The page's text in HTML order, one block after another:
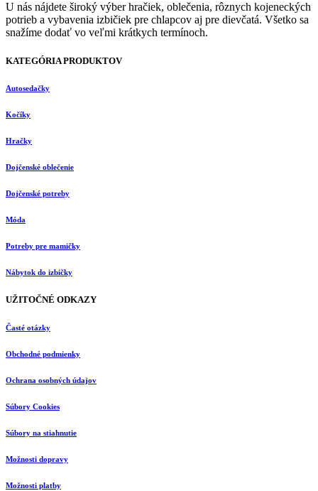
U nás nájdete široký výber hračiek, oblečenia, rôznych kojeneckých
potrieb a vybavenia izbičiek pre chlapcov aj pre dievčatá. Všetko sa
snažíme dodať vo veľmi krátkych termínoch.
KATEGÓRIA PRODUKTOV
Autosedačky
Kočíky
Hračky
Dojčenské oblečenie
Dojčenské potreby
Móda
Potreby pre mamičky
Nábytok do izbičky
UŽITOČNÉ ODKAZY
Časté otázky
Obchodné podmienky
Ochrana osobných údajov
Súbory Cookies
Súbory na stiahnutie
Možnosti dopravy
Možnosti platby